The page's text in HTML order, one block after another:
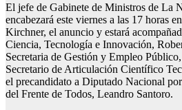
El jefe de Gabinete de Ministros de La
encabezará este viernes a las 17 horas
Kirchner, el anuncio y estará
Ciencia, Tecnología e Innovación,
Secretaria de Gestión y Empleo
Secretario de Articulación Científico
el precandidato a Diputado Nacional
del Frente de Todos, Leandro Santoro.